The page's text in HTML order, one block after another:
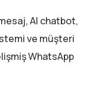
AI chatbot,
ve müşteri
WhatsApp